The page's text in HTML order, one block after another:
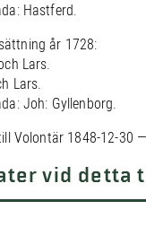
Hastferd.
år 1728:
Lars.
Lars.
Joh: Gyllenborg.
Volontär 1848-12-30
vid detta